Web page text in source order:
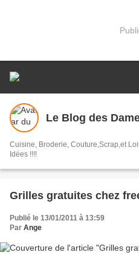
Le Blog des
Cuisine, Broderie, Couture,Scrap,et
Idées !!!!
Grilles gratuites chez
Publié le 13/01/2011 à 13:59
Par Ange